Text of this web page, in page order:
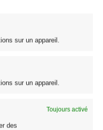
sur un appareil.
sur un appareil.
Toujours activé
des